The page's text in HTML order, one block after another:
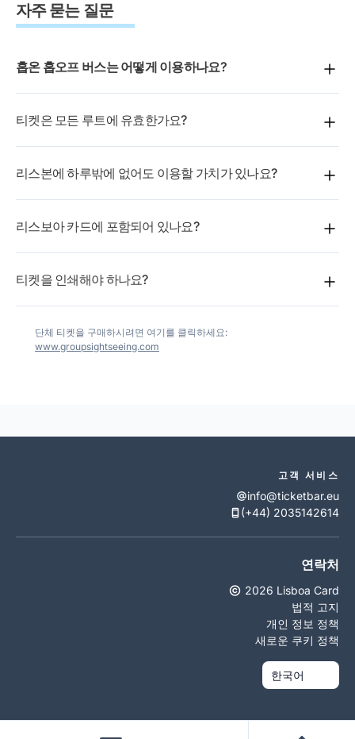
컬렉션을 감상하세요.
샌프란시스코 골든 게이트 브리지인 4월 25일 다리의 높
은 곳에서의 전망을 즐기세요.
재미있는 사실:파르케 다스 나소인스 지역은 1998년 세
자주 묻는 질문
홉온 홉오프 버스는 어떻게 이용하나요?
는 만큼 승하차할 수 있습니다.
티켓은 모든 루트에 유효한가요?
션을 확인하세요.
리스본에 하루밖에 없어도 이용할 가치가 있나요?
라이트를 빠르게 볼 수 있는 가장 효율적인 방법 중 하나
리스보아 카드에 포함되어 있나요?
티켓을 인쇄해야 하나요?
단체 티켓을 구매하시려면 여기를 클릭하세요:
www.groupsightseeing.com
고객 서비스
info@ticketbar.eu
(+44) 2035142614
연락처
2026 Lisboa Card
법적 고지
개인 정보 정책
새로운 쿠키 정책